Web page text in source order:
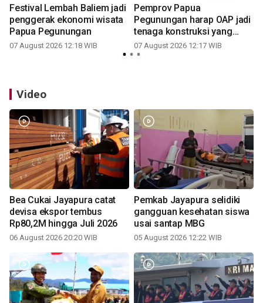
Festival Lembah Baliem jadi
penggerak ekonomi wisata
Papua Pegunungan
07 August 2026 12:18 WIB
Pemprov Papua
Pegunungan harap OAP jadi
tenaga konstruksi yang
andal
07 August 2026 12:17 WIB
Video
Bea Cukai Jayapura catat
devisa ekspor tembus
Rp80,2M hingga Juli 2026
06 August 2026 20:20 WIB
Pemkab Jayapura selidiki
gangguan kesehatan siswa
usai santap MBG
05 August 2026 12:22 WIB